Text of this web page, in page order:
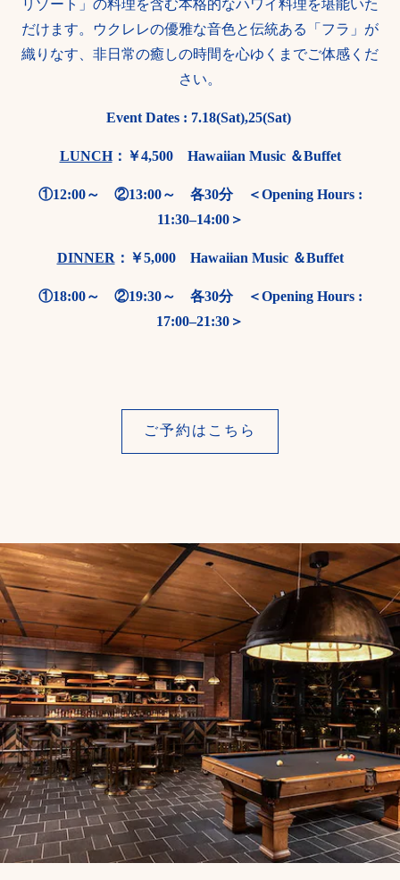
リゾート」の料理を含む本格的なハワイ料理を堪能いた
だけます。ウクレレの優雅な音色と伝統ある「フラ」が
織りなす、非日常の癒しの時間を心ゆくまでご体感くだ
さい。
Event Dates : 7.18(Sat),25(Sat)
LUNCH：￥4,500 Hawaiian Music ＆Buffet
①12:00～ ②13:00～ 各30分 ＜Opening Hours :
11:30–14:00＞
DINNER：￥5,000 Hawaiian Music ＆Buffet
①18:00～ ②19:30～ 各30分 ＜Opening Hours :
17:00–21:30＞
ご予約はこちら